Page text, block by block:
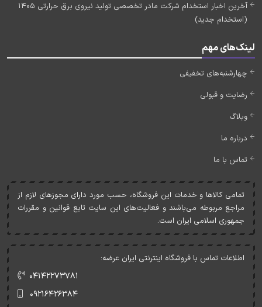
آخرین اخبار استخدام شرکت مادر تخصصی تولید نیروی برق حرارتی 1405
(استخدام جدید)
لینک‌های مهم
چهارشنبه‌های تخفیفی
رضایت و قبولی
وبلاگ
درباره ما
تماس با ما
تمامی کالاها و خدمات اين فروشگاه، حسب مورد دارای مجوزهای لازم از
مراجع مربوطه می‌باشند و فعاليت‌های اين سايت تابع قوانين و مقررات
جمهوری اسلامی ايران است.
اطلاعات تماس با فروشگاه اینترنتی ایران عرضه:
۰۴۱۴۲۲۷۳۷۸۱
۰۹۲۱۶۴۲۶۳۸۴